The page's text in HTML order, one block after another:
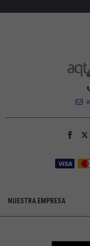
NUESTRA EMPRESA